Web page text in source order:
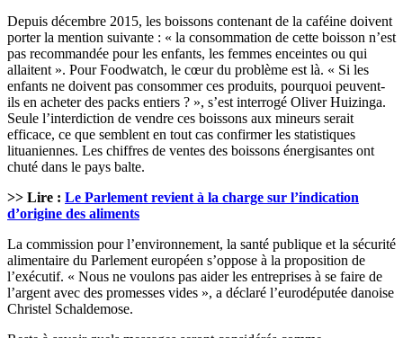
Depuis décembre 2015, les boissons contenant de la caféine doivent
porter la mention suivante : « la consommation de cette boisson n’est
pas recommandée pour les enfants, les femmes enceintes ou qui
allaitent ». Pour Foodwatch, le cœur du problème est là. « Si les
enfants ne doivent pas consommer ces produits, pourquoi peuvent-
ils en acheter des packs entiers ? », s’est interrogé Oliver Huizinga.
Seule l’interdiction de vendre ces boissons aux mineurs serait
efficace, ce que semblent en tout cas confirmer les statistiques
lituaniennes. Les chiffres de ventes des boissons énergisantes ont
chuté dans le pays balte.
>> Lire : Le Parlement revient à la charge sur l’indication
d’origine des aliments
La commission pour l’environnement, la santé publique et la sécurité
alimentaire du Parlement européen s’oppose à la proposition de
l’exécutif. « Nous ne voulons pas aider les entreprises à se faire de
l’argent avec des promesses vides », a déclaré l’eurodéputée danoise
Christel Schaldemose.